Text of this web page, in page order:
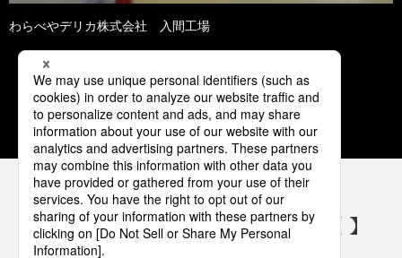
わらべやデリカ株式会社 入間工場
1 2 3 4 5
パナソニックの電気設備 SNSアカウント